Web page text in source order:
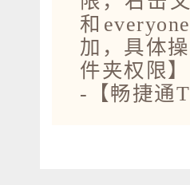
和
加，具体
件夹权限
-【畅捷通